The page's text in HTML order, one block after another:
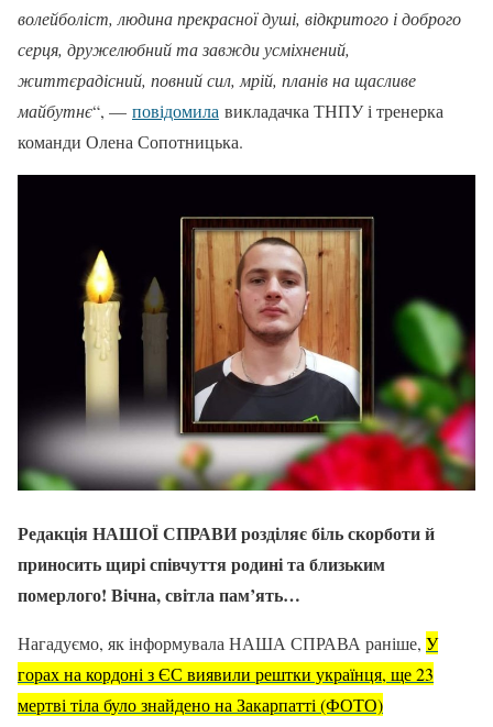
волейболіст, людина прекрасної душі, відкритого і доброго
серця, дружелюбний та завжди усміхнений,
життєрадісний, повний сил, мрій, планів на щасливе
майбутнє“, — повідомила викладачка ТНПУ і тренерка
команди Олена Сопотницька.
Редакція НАШОЇ СПРАВИ розділяє біль скорботи й
приносить щирі співчуття родині та близьким
померлого! Вічна, світла пам’ять…
Нагадуємо, як інформувала НАША СПРАВА раніше, У
горах на кордоні з ЄС виявили рештки українця, ще 23
мертві тіла було знайдено на Закарпатті (ФОТО)